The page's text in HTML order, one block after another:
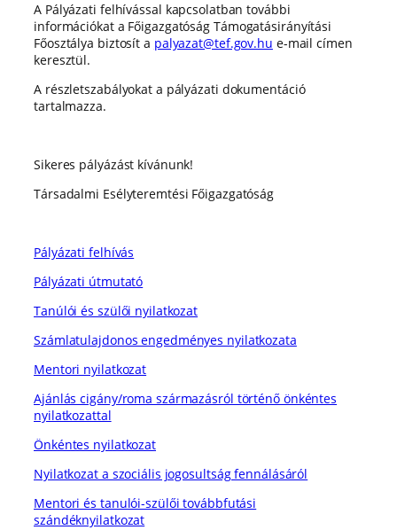
A Pályázati felhívással kapcsolatban további
információkat a Főigazgatóság Támogatásirányítási
Főosztálya biztosít a palyazat@tef.gov.hu e-mail címen
keresztül.
A részletszabályokat a pályázati dokumentáció
tartalmazza.
Sikeres pályázást kívánunk!
Társadalmi Esélyteremtési Főigazgatóság
Pályázati felhívás
Pályázati útmutató
Tanúlói és szülői nyilatkozat
Számlatulajdonos engedményes nyilatkozata
Mentori nyilatkozat
Ajánlás cigány/roma származásról történő önkéntes
nyilatkozattal
Önkéntes nyilatkozat
Nyilatkozat a szociális jogosultság fennálásáról
Mentori és tanulói-szülői továbbfutási
szándéknyilatkozat